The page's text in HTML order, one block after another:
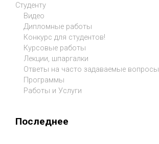
Студенту
Видео
Дипломные работы
Конкурс для студентов!
Курсовые работы
Лекции, шпаргалки
Ответы на часто задаваемые вопросы
Программы
Работы и Услуги
Последнее